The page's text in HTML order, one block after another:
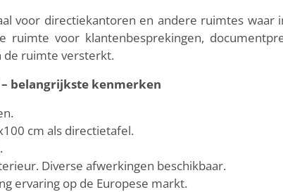
voor directiekantoren en andere ruimtes waar
ruimte voor klantenbesprekingen,
de ruimte versterkt.
belangrijkste kenmerken
cm als directietafel.
Diverse afwerkingen beschikbaar.
ervaring op de Europese markt.